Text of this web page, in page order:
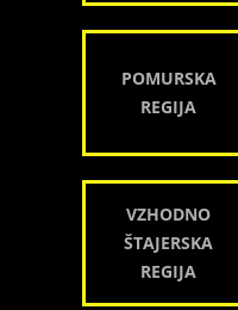
POMURSKA
REGIJA
VZHODNO
ŠTAJERSKA
REGIJA